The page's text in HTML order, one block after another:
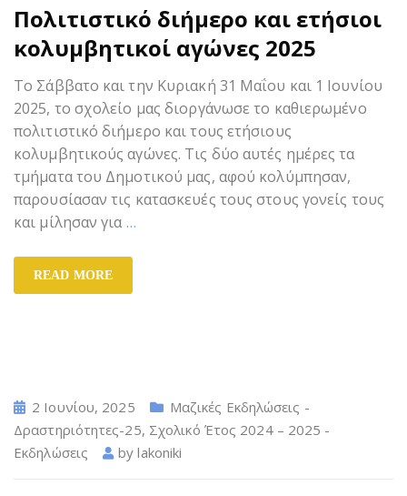
Πολιτιστικό διήμερο και ετήσιοι
κολυμβητικοί αγώνες 2025
Το Σάββατο και την Κυριακή 31 Μαΐου και 1 Ιουνίου
2025, το σχολείο μας διοργάνωσε το καθιερωμένο
πολιτιστικό διήμερο και τους ετήσιους
κολυμβητικούς αγώνες. Τις δύο αυτές ημέρες τα
τμήματα του Δημοτικού μας, αφού κολύμπησαν,
παρουσίασαν τις κατασκευές τους στους γονείς τους
και μίλησαν για…
READ MORE
2 Ιουνίου, 2025
Μαζικές Εκδηλώσεις -
Δραστηριότητες-25, Σχολικό Έτος 2024 – 2025 -
Εκδηλώσεις
bylakoniki